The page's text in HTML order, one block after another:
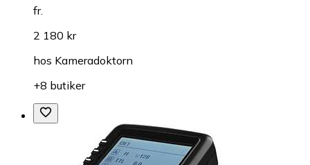
fr.
2 180 kr
hos Kameradoktorn
+8 butiker